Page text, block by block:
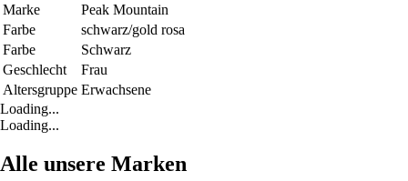
Marke
Peak Mountain
Farbe
schwarz/gold rosa
Farbe
Schwarz
Geschlecht
Frau
Altersgruppe Erwachsene
Loading...
Loading...
Alle unsere Marken